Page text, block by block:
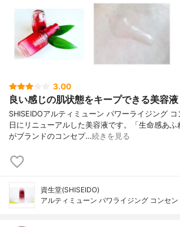
3.00
良い感じの肌状態をキープできる美容液
SHISEIDOアルティミューン パワーライジング
日にリニューアルした美容液です。「生命感あふ
がブランドのコンセプ…続きを見る
資生堂(SHISEIDO)
アルティミューン パワライジング コンセン